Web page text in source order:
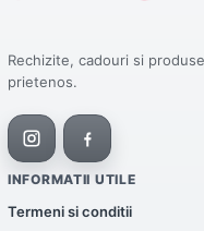
Rechizite, cadouri si
prietenos.
INFORMATII UTILE
Termeni si conditii